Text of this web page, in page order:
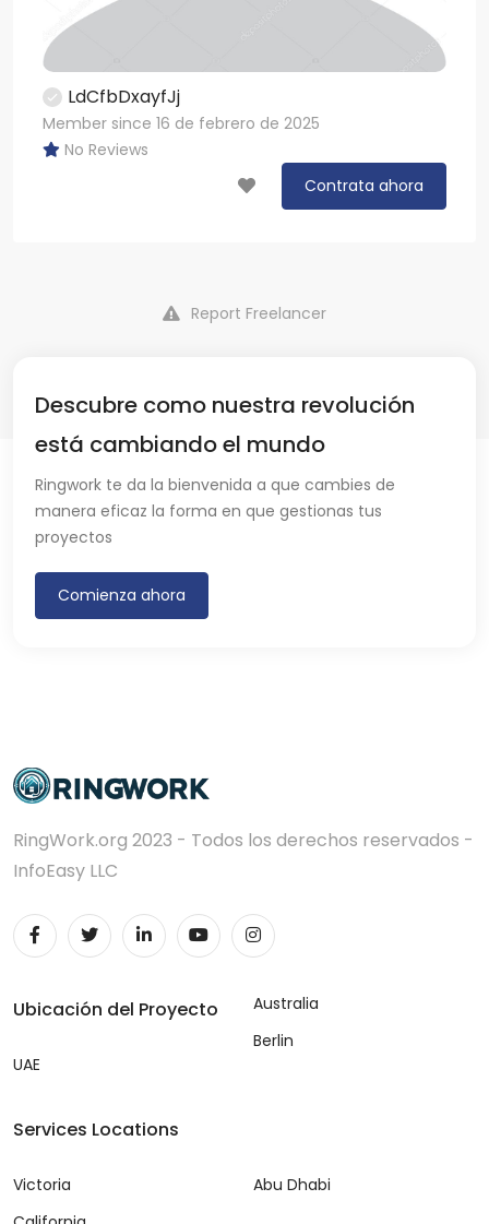
LdCfbDxayfJj
Member since 16 de febrero de 2025
No Reviews
Contrata ahora
Report Freelancer
Descubre como nuestra revolución
está cambiando el mundo
Ringwork te da la bienvenida a que cambies de
manera eficaz la forma en que gestionas tus
proyectos
Comienza ahora
RingWork.org 2023 - Todos los derechos reservados -
InfoEasy LLC
Ubicación del Proyecto
UAE
Australia
Berlin
Services Locations
Victoria
Abu Dhabi